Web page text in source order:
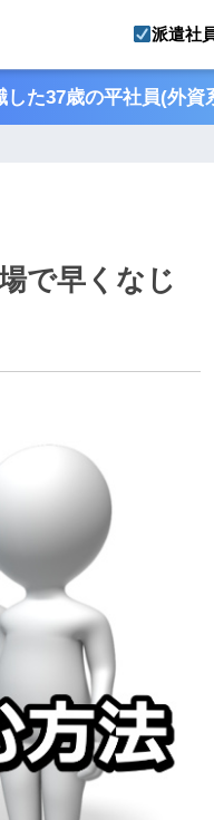
派遣社
た37歳の平社員(外資
で早くなじ